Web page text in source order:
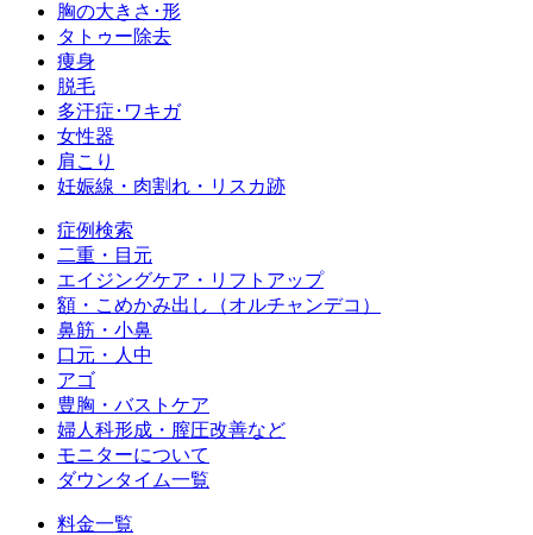
胸の大きさ･形
タトゥー除去
痩身
脱毛
多汗症･ワキガ
女性器
肩こり
妊娠線・肉割れ・リスカ跡
症例検索
二重・目元
エイジングケア・リフトアップ
額・こめかみ出し（オルチャンデコ）
鼻筋・小鼻
口元・人中
アゴ
豊胸・バストケア
婦人科形成・膣圧改善など
モニターについて
ダウンタイム一覧
料金一覧